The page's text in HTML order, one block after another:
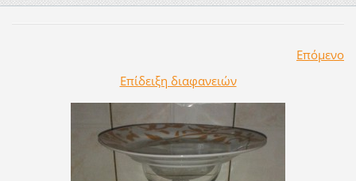
Επόμενο
Επίδειξη διαφανειών